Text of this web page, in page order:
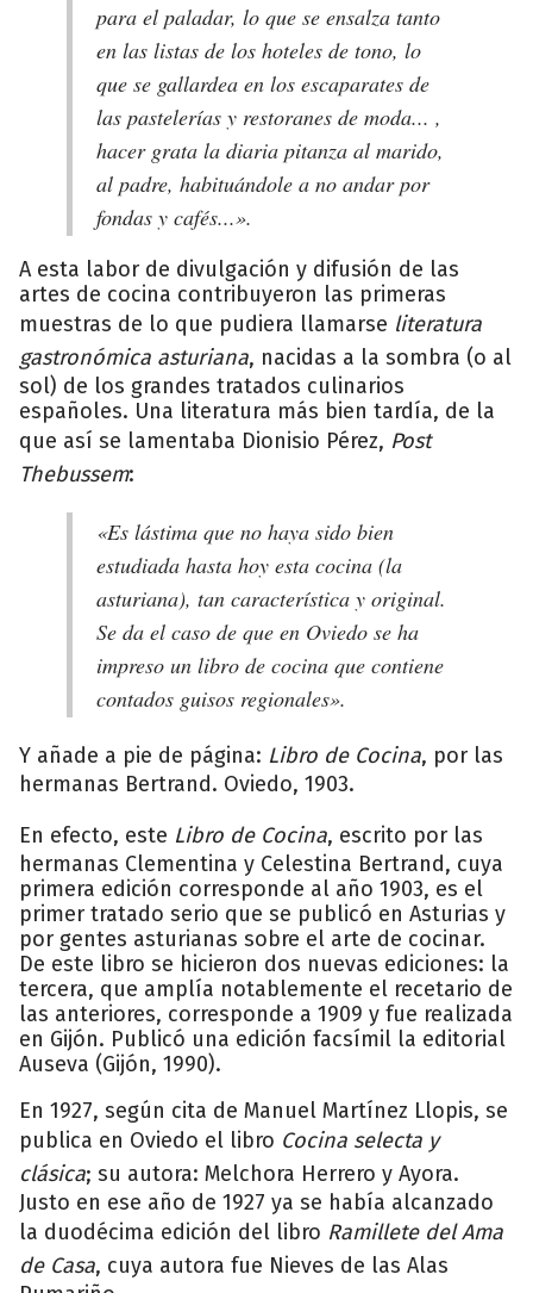
para el paladar, lo que se ensalza tanto
en las listas de los hoteles de tono, lo
que se gallardea en los escaparates de
las pastelerías y restoranes de moda... ,
hacer grata la diaria pitanza al marido,
al padre, habituándole a no andar por
fondas y cafés...».
A esta labor de divulgación y difusión de las
artes de cocina contribuyeron las primeras
muestras de lo que pudiera llamarse literatura
gastronómica asturiana, nacidas a la sombra (o al
sol) de los grandes tratados culinarios
españoles. Una literatura más bien tardía, de la
que así se lamentaba Dionisio Pérez, Post
Thebussem:
«Es lástima que no haya sido bien
estudiada hasta hoy esta cocina (la
asturiana), tan característica y original.
Se da el caso de que en Oviedo se ha
impreso un libro de cocina que contiene
contados guisos regionales».
Y añade a pie de página: Libro de Cocina, por las
hermanas Bertrand. Oviedo, 1903.
En efecto, este Libro de Cocina, escrito por las
hermanas Clementina y Celestina Bertrand, cuya
primera edición corresponde al año 1903, es el
primer tratado serio que se publicó en Asturias y
por gentes asturianas sobre el arte de cocinar.
De este libro se hicieron dos nuevas ediciones: la
tercera, que amplía notablemente el recetario de
las anteriores, corresponde a 1909 y fue realizada
en Gijón. Publicó una edición facsímil la editorial
Auseva (Gijón, 1990).
En 1927, según cita de Manuel Martínez Llopis, se
publica en Oviedo el libro Cocina selecta y
clásica; su autora: Melchora Herrero y Ayora.
Justo en ese año de 1927 ya se había alcanzado
la duodécima edición del libro Ramillete del Ama
de Casa, cuya autora fue Nieves de las Alas